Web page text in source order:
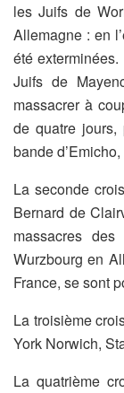
les Juifs de
Allemagne : en
été
Juifs de
massacrer à
de quatre
bande
La seconde
Bernard de
massacres des
Wurzbourg en
France, se sont
La troisième
York Norwich,
La quatrième